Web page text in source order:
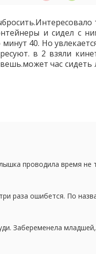
и сидел с
40. Но
в 2 взяли
час сидеть
проводила время не
раза ошибется. По
Забеременела